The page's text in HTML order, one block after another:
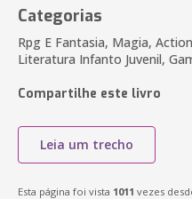
Categorias
Rpg E Fantasia, Magia,
Literatura Infanto Juvenil,
Compartilhe este livro
Leia um trecho
Esta página foi vista 1011 vezes